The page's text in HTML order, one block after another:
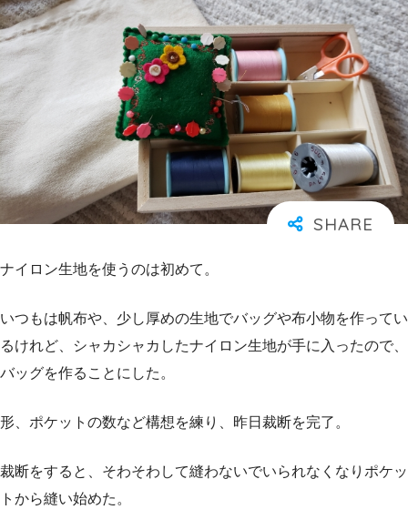
ナイロン生地を使うのは初めて。
いつもは帆布や、少し厚めの生地でバッグや布小物を作ってい
るけれど、シャカシャカしたナイロン生地が手に入ったので、
バッグを作ることにした。
形、ポケットの数など構想を練り、昨日裁断を完了。
裁断をすると、そわそわして縫わないでいられなくなりポケッ
トから縫い始めた。